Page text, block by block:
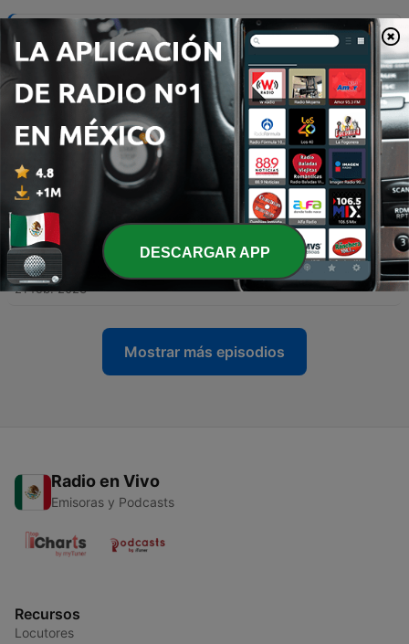
37 Tiempo de Cuaresma! Tu guardas vigilia?
03 mar. 2024
36 - Tus peores Miedos
35 - Super bowl o el super ball
13 feb. 2024
23 jul. 2023
33 - Episodio 32 Los Conquistadores
21 feb. 2023
Mostrar más episodios
Radio en Vivo
Emisoras y Podcasts
Recursos
Locutores
DESCARGAR APP